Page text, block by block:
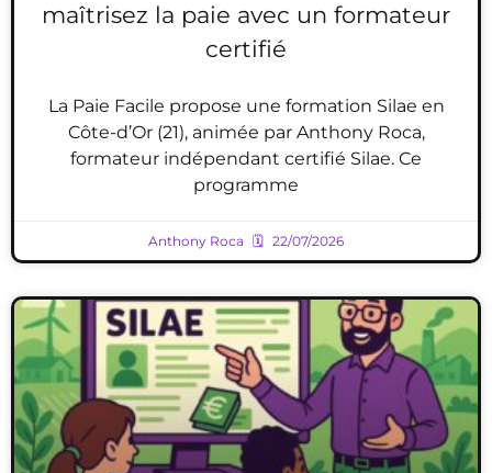
maîtrisez la paie avec un formateur
certifié
La Paie Facile propose une formation Silae en
Côte-d’Or (21), animée par Anthony Roca,
formateur indépendant certifié Silae. Ce
programme
Anthony Roca 22/07/2026